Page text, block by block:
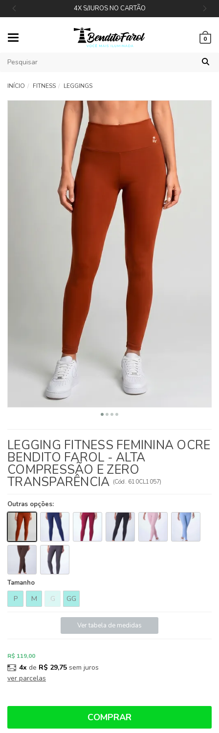
4X S/JUROS NO CARTÃO
0
INÍCIO FITNESS LEGGINGS
LEGGING FITNESS FEMININA OCRE
BENDITO FAROL - ALTA
COMPRESSÃO E ZERO
TRANSPARÊNCIA (Cód. 610CL1057)
Outras opções:
Tamanho
P M G GG
Ver tabela de medidas
R$ 119,00
4x de R$ 29,75 sem juros
ver parcelas
COMPRAR